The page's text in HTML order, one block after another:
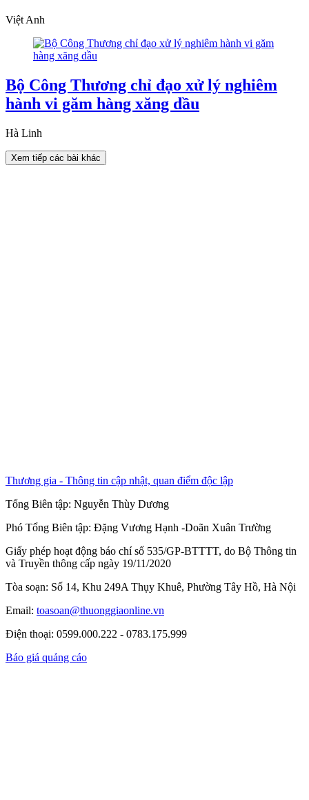
Việt Anh
Bộ Công Thương chỉ đạo xử lý nghiêm
hành vi găm hàng xăng dầu
Hà Linh
Xem tiếp các bài khác
Thương gia - Thông tin cập nhật, quan điểm độc lập
Tổng Biên tập: Nguyễn Thùy Dương
Phó Tổng Biên tập: Đặng Vương Hạnh -Doãn Xuân Trường
Giấy phép hoạt động báo chí số 535/GP-BTTTT, do Bộ Thông tin
và Truyền thông cấp ngày 19/11/2020
Tòa soạn: Số 14, Khu 249A Thụy Khuê, Phường Tây Hồ, Hà Nội
Email: toasoan@thuonggiaonline.vn
Điện thoại: 0599.000.222 - 0783.175.999
Báo giá quảng cáo